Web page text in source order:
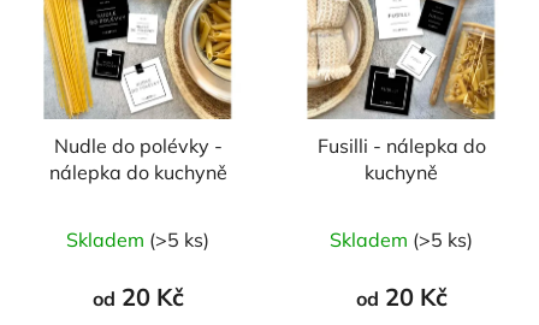
Nudle do polévky -
nálepka do kuchyně
Skladem (>5 ks)
od 20 Kč
Fusilli - nálepka do
kuchyně
Skladem (>5 ks)
od 20 Kč